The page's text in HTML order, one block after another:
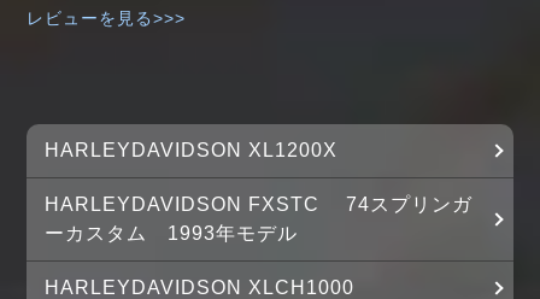
レビューを見る>>>
HARLEYDAVIDSON XL1200X
HARLEYDAVIDSON FXSTC 74スプリンガ
ーカスタム 1993年モデル
HARLEYDAVIDSON XLCH1000